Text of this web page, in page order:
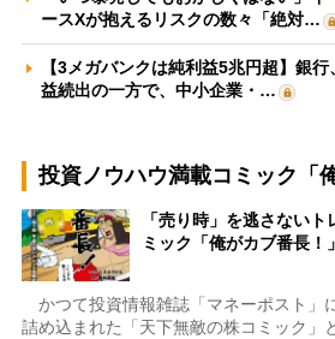
ースXが抱えるリスクの数々「絶対…
【3メガバンクは純利益5兆円超】銀
益続出の一方で、中小企業・…
投資ノウハウ満載コミック「
「売り時」を逃さない
ミック「俺がカブ番長！
かつて投資情報雑誌「マネーポスト」
詰め込まれた「天下無敵の株コミック」